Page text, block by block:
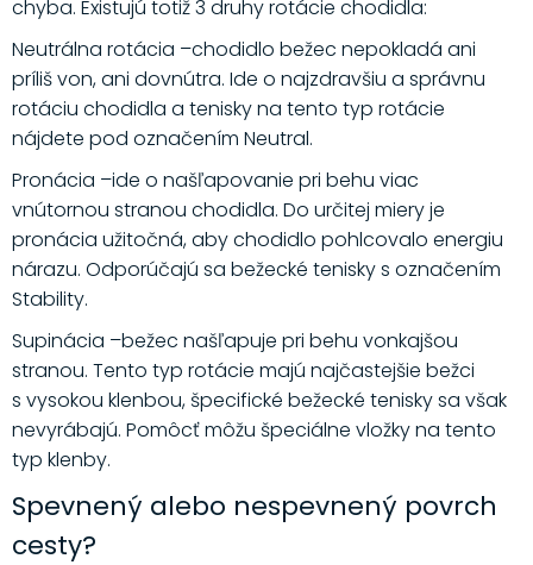
chyba. Existujú totiž 3 druhy rotácie chodidla:
Neutrálna rotácia –chodidlo bežec nepokladá ani
príliš von, ani dovnútra. Ide o najzdravšiu a správnu
rotáciu chodidla a tenisky na tento typ rotácie
nájdete pod označením Neutral.
Pronácia –ide o našľapovanie pri behu viac
vnútornou stranou chodidla. Do určitej miery je
pronácia užitočná, aby chodidlo pohlcovalo energiu
nárazu. Odporúčajú sa bežecké tenisky s označením
Stability.
Supinácia –bežec našľapuje pri behu vonkajšou
stranou. Tento typ rotácie majú najčastejšie bežci
s vysokou klenbou, špecifické bežecké tenisky sa však
nevyrábajú. Pomôcť môžu špeciálne vložky na tento
typ klenby.
Spevnený alebo nespevnený povrch
cesty?